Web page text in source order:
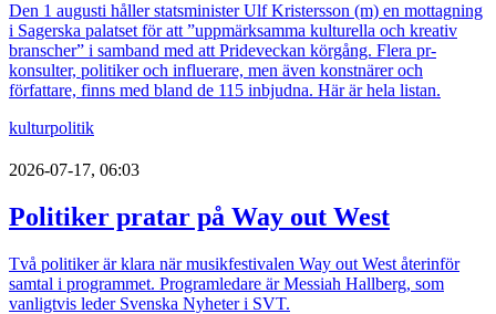
Den 1 augusti håller statsminister Ulf Kristersson (m) en mottagning
i Sagerska palatset för att ”uppmärksamma kulturella och kreativ
branscher” i samband med att Prideveckan körgång. Flera pr-
konsulter, politiker och influerare, men även konstnärer och
författare, finns med bland de 115 inbjudna. Här är hela listan.
kulturpolitik
2026-07-17, 06:03
Politiker pratar på Way out West
Två politiker är klara när musikfestivalen Way out West återinför
samtal i programmet. Programledare är Messiah Hallberg, som
vanligtvis leder Svenska Nyheter i SVT.